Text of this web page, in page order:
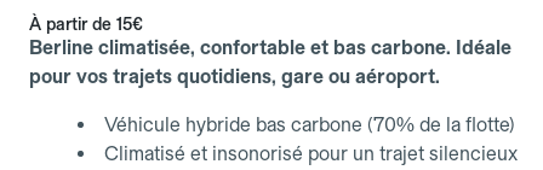
À partir de 15€
Berline climatisée, confortable et bas carbone. Idéale
pour vos trajets quotidiens, gare ou aéroport.
Véhicule hybride bas carbone (70% de la flotte)
Climatisé et insonorisé pour un trajet silencieux